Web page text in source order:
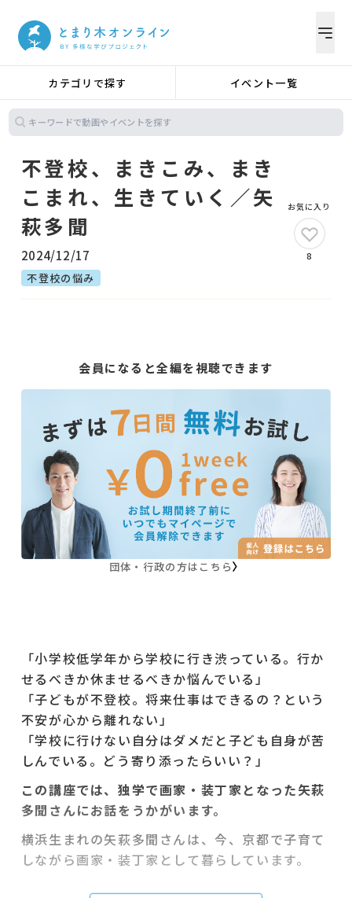
カテゴリで探す イベント一覧
不登校、まきこみ、まき
こまれ、生きていく／矢
萩多聞
2024/12/17
不登校の悩み
お気に入り
8
会員になると全編を視聴できます
団体・行政の方はこちら
「小学校低学年から学校に行き渋っている。行か
せるべきか休ませるべきか悩んでいる」
「子どもが不登校。将来仕事はできるの？という
不安が心から離れない」
「学校に行けない自分はダメだと子ども自身が苦
しんでいる。どう寄り添ったらいい？」
この講座では、独学で画家・装丁家となった矢萩
多聞さんにお話をうかがいます。
横浜生まれの矢萩多聞さんは、今、京都で子育て
しながら画家・装丁家として暮らしています。